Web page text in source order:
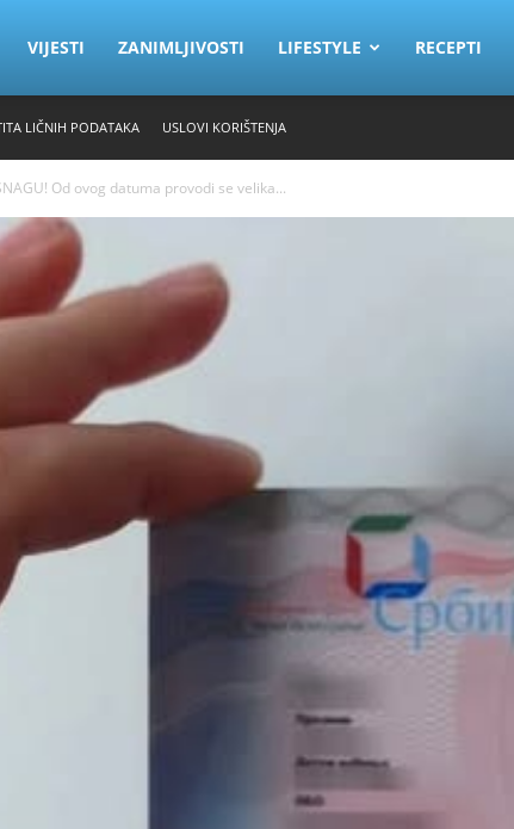
VIJESTI ZANIMLJIVOSTI LIFESTYLE RECEPTI
LIČNIH PODATAKA USLOVI KORIŠTENJA
Od ovog datuma provodi se velika...